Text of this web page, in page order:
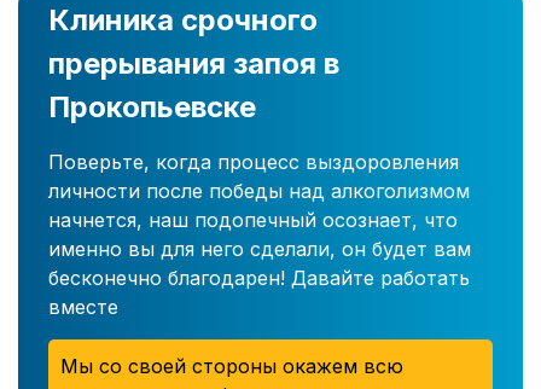
Клиника срочного
прерывания запоя в
Прокопьевске
Поверьте, когда процесс выздоровления
личности после победы над алкоголизмом
начнется, наш подопечный осознает, что
именно вы для него сделали, он будет вам
бесконечно благодарен! Давайте работать
вместе
Мы со своей стороны окажем всю